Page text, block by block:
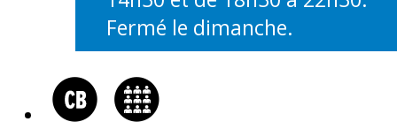
Fermé le dimanche.